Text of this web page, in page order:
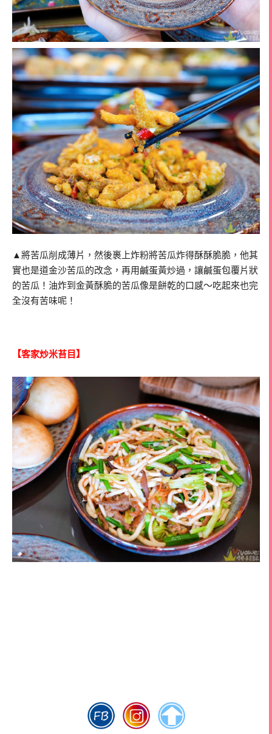
▲將苦瓜削成薄片，然後裹上炸粉將苦瓜炸得酥酥脆脆，他其
實也是道金沙苦瓜的改念，再用鹹蛋黃炒過，讓鹹蛋包覆片狀
的苦瓜！油炸到金黃酥脆的苦瓜像是餅乾的口感～吃起來也完
全沒有苦味呢！
【客家炒米苔目】